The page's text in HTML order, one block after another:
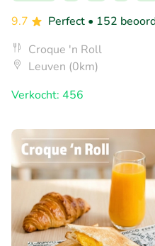
9.7
Perfect • 152
Croque 'n Roll
Leuven (0km)
Verkocht: 456